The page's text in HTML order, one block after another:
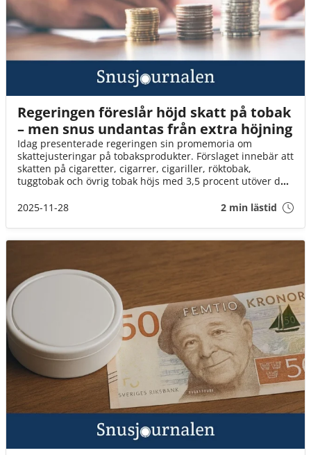
Regeringen föreslår höjd skatt på tobak
– men snus undantas från extra höjning
Idag presenterade regeringen sin promemoria om
skattejusteringar på tobaksprodukter. Förslaget innebär att
skatten på cigaretter, cigarrer, cigariller, röktobak,
tuggtobak och övrig tobak höjs med 3,5 procent utöver den
indexjustering, utan extra höjning.
2025-11-28 2 min lästid